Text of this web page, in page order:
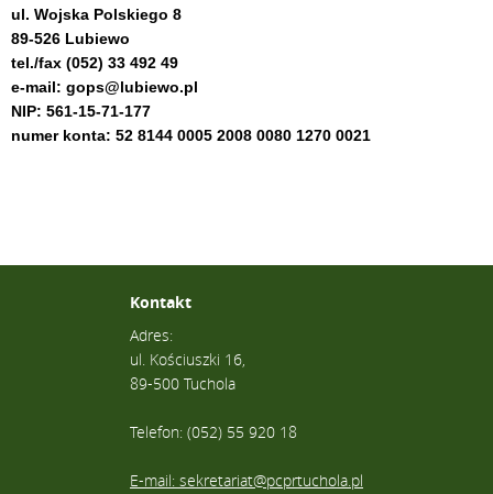
ul. Wojska Polskiego 8
89-526 Lubiewo
tel./fax (052) 33 492 49
e-mail: gops@lubiewo.pl
NIP: 561-15-71-177
numer konta: 52 8144 0005 2008 0080 1270 0021
Kontakt
Adres:
ul. Kościuszki 16,
89-500 Tuchola
Telefon: (052) 55 920 18
E-mail: sekretariat@pcprtuchola.pl